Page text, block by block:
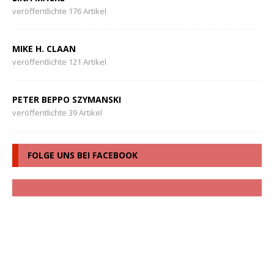
veröffentlichte 176 Artikel
MIKE H. CLAAN
veröffentlichte 121 Artikel
PETER BEPPO SZYMANSKI
veröffentlichte 39 Artikel
FOLGE UNS BEI FACEBOOK